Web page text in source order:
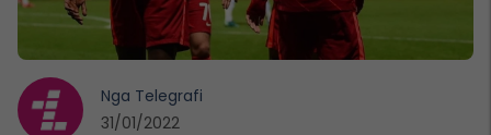
Nga Telegrafi
31/01/2022